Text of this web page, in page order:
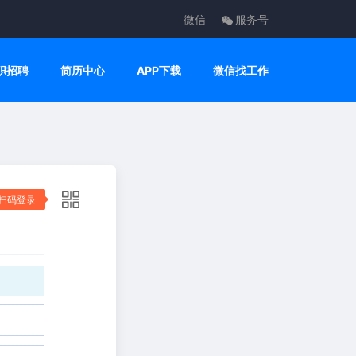
微信 服务号
招聘 简历中心 APP下载 微信找工作
码登录